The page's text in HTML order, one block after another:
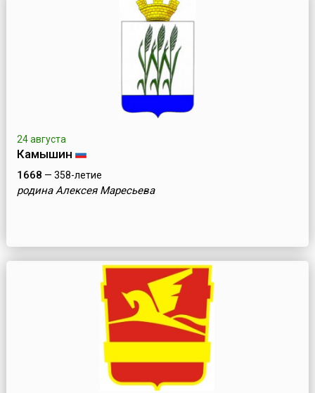
24 августа
Камышин
1668 — 358-летие
родина Алексея Маресьева